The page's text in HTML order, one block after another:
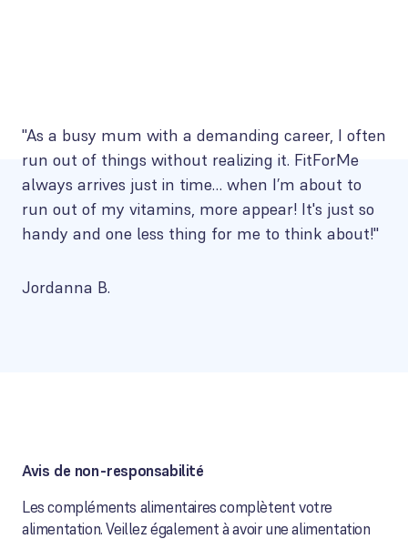
"As a busy mum with a demanding career, I often
run out of things without realizing it. FitForMe
always arrives just in time… when I’m about to
run out of my vitamins, more appear! It's just so
handy and one less thing for me to think about!"
Jordanna B.
Avis de non-responsabilité
Les compléments alimentaires complètent votre
alimentation. Veillez également à avoir une alimentation